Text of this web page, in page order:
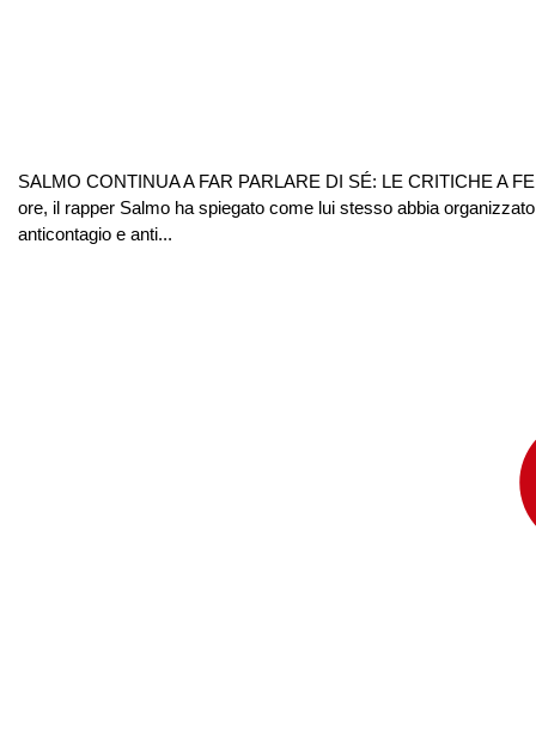
SALMO CONTINUA A FAR PARLARE DI SÉ: LE CRITICHE A
ore, il rapper Salmo ha spiegato come lui stesso abbia
anticontagio e anti...